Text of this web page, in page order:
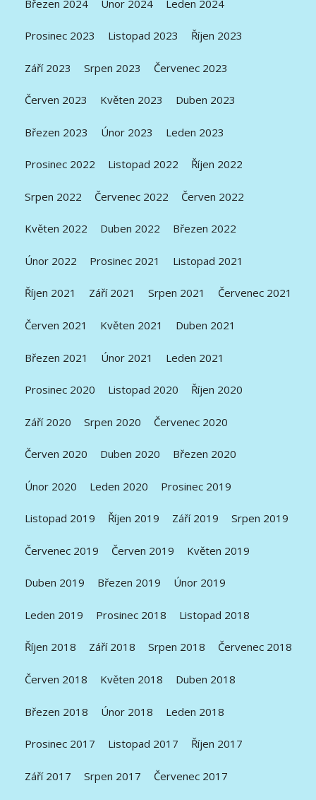
Březen 2024 Únor 2024 Leden 2024
Prosinec 2023 Listopad 2023 Říjen 2023
Září 2023 Srpen 2023 Červenec 2023
Červen 2023 Květen 2023 Duben 2023
Březen 2023 Únor 2023 Leden 2023
Prosinec 2022 Listopad 2022 Říjen 2022
Srpen 2022 Červenec 2022 Červen 2022
Květen 2022 Duben 2022 Březen 2022
Únor 2022 Prosinec 2021 Listopad 2021
Říjen 2021 Září 2021 Srpen 2021 Červenec 2021
Červen 2021 Květen 2021 Duben 2021
Březen 2021 Únor 2021 Leden 2021
Prosinec 2020 Listopad 2020 Říjen 2020
Září 2020 Srpen 2020 Červenec 2020
Červen 2020 Duben 2020 Březen 2020
Únor 2020 Leden 2020 Prosinec 2019
Listopad 2019 Říjen 2019 Září 2019 Srpen 2019
Červenec 2019 Červen 2019 Květen 2019
Duben 2019 Březen 2019 Únor 2019
Leden 2019 Prosinec 2018 Listopad 2018
Říjen 2018 Září 2018 Srpen 2018 Červenec 2018
Červen 2018 Květen 2018 Duben 2018
Březen 2018 Únor 2018 Leden 2018
Prosinec 2017 Listopad 2017 Říjen 2017
Září 2017 Srpen 2017 Červenec 2017